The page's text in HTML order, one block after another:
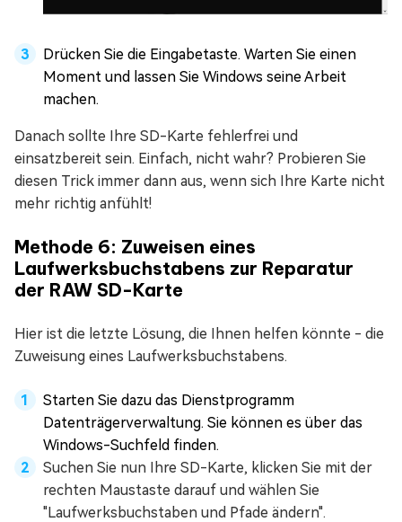
Drücken Sie die Eingabetaste. Warten Sie einen
Moment und lassen Sie Windows seine Arbeit
machen.
Danach sollte Ihre SD-Karte fehlerfrei und
einsatzbereit sein. Einfach, nicht wahr? Probieren Sie
diesen Trick immer dann aus, wenn sich Ihre Karte nicht
mehr richtig anfühlt!
Methode 6: Zuweisen eines
Laufwerksbuchstabens zur Reparatur
der RAW SD-Karte
Hier ist die letzte Lösung, die Ihnen helfen könnte - die
Zuweisung eines Laufwerksbuchstabens.
Starten Sie dazu das Dienstprogramm
Datenträgerverwaltung. Sie können es über das
Windows-Suchfeld finden.
Suchen Sie nun Ihre SD-Karte, klicken Sie mit der
rechten Maustaste darauf und wählen Sie
"Laufwerksbuchstaben und Pfade ändern".